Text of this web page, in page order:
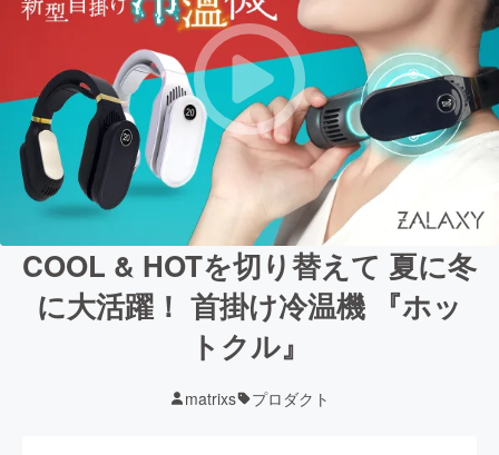
COOL & HOTを切り替えて 夏に冬
に大活躍！ 首掛け冷温機 『ホッ
トクル』
matrixs プロダクト